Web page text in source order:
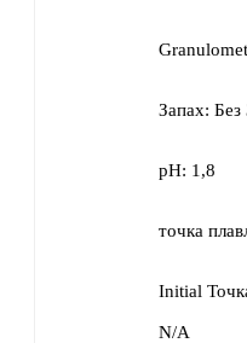
Запах: Без
pH: 1,8
точка
Initial
N/A